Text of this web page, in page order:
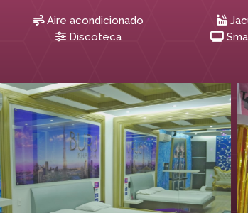
Aire acondicionado
Discoteca